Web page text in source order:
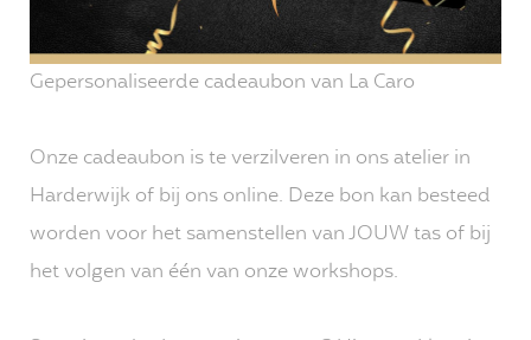
Gepersonaliseerde cadeaubon van La Caro
Onze cadeaubon is te verzilveren in ons atelier in
Harderwijk of bij ons online. Deze bon kan besteed
worden voor het samenstellen van JOUW tas of bij
het volgen van één van onze workshops.